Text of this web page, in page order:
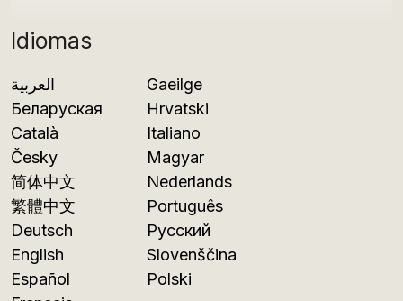
Idiomas
العربية
Беларуская
Català
Česky
简体中文
繁體中文
Deutsch
English
Español
Gaeilge
Hrvatski
Italiano
Magyar
Nederlands
Português
Русский
Slovenščina
Polski